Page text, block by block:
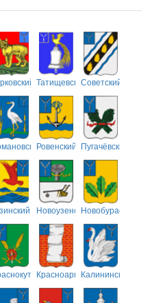
ТатищевскийСоветский
Ровенский Пугачёвский
НовоузенскийНовобурасский
Красноармейский
Калининский